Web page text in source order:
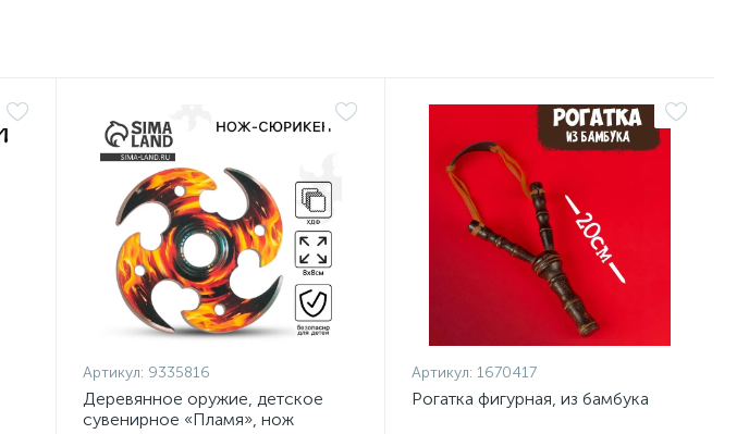
Артикул: 9335816
Деревянное оружие, детское
сувенирное «Пламя», нож
Артикул: 1670417
Рогатка фигурная, из бамбука